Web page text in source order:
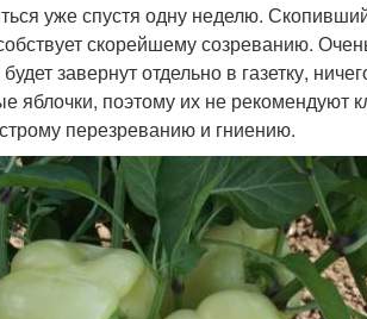
уже спустя одну неделю.
скорейшему созреванию.
завернут отдельно в газетку,
яблочки, поэтому их не рекомендуют
перезреванию и гниению.